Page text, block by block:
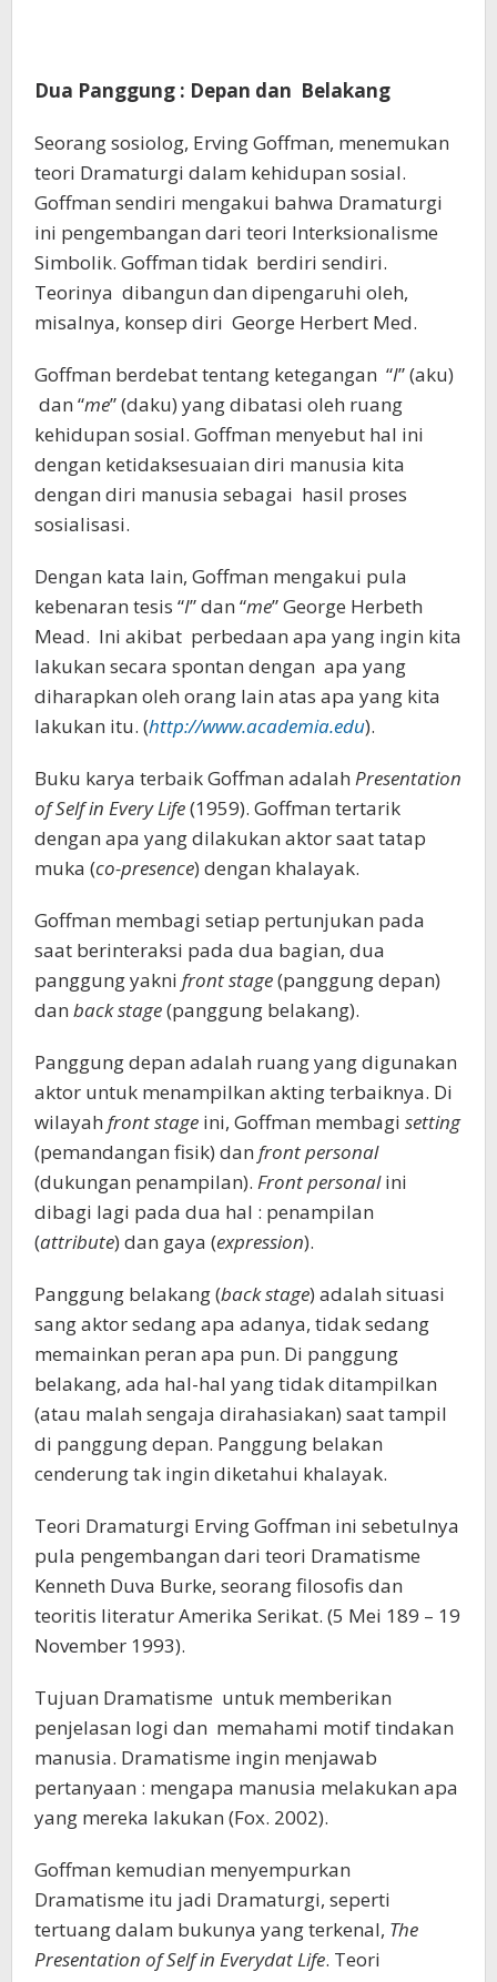
Dua Panggung : Depan dan Belakang
Seorang sosiolog, Erving Goffman, menemukan
teori Dramaturgi dalam kehidupan sosial.
Goffman sendiri mengakui bahwa Dramaturgi
ini pengembangan dari teori Interksionalisme
Simbolik. Goffman tidak berdiri sendiri.
Teorinya dibangun dan dipengaruhi oleh,
misalnya, konsep diri George Herbert Med.
Goffman berdebat tentang ketegangan “I” (aku)
dan “me” (daku) yang dibatasi oleh ruang
kehidupan sosial. Goffman menyebut hal ini
dengan ketidaksesuaian diri manusia kita
dengan diri manusia sebagai hasil proses
sosialisasi.
Dengan kata lain, Goffman mengakui pula
kebenaran tesis “I” dan “me” George Herbeth
Mead. Ini akibat perbedaan apa yang ingin kita
lakukan secara spontan dengan apa yang
diharapkan oleh orang lain atas apa yang kita
lakukan itu. (http://www.academia.edu).
Buku karya terbaik Goffman adalah Presentation
of Self in Every Life(1959). Goffman tertarik
dengan apa yang dilakukan aktor saat tatap
muka (co-presence) dengan khalayak.
Goffman membagi setiap pertunjukan pada
saat berinteraksi pada dua bagian, dua
panggung yakni front stage(panggung depan)
dan back stage(panggung belakang).
Panggung depan adalah ruang yang digunakan
aktor untuk menampilkan akting terbaiknya. Di
wilayah front stage ini, Goffman membagi setting
(pemandangan fisik) dan front personal
(dukungan penampilan). Front personalini
dibagi lagi pada dua hal : penampilan
(attribute) dan gaya (expression).
Panggung belakang (back stage) adalah situasi
sang aktor sedang apa adanya, tidak sedang
memainkan peran apa pun. Di panggung
belakang, ada hal-hal yang tidak ditampilkan
(atau malah sengaja dirahasiakan) saat tampil
di panggung depan. Panggung belakan
cenderung tak ingin diketahui khalayak.
Teori Dramaturgi Erving Goffman ini sebetulnya
pula pengembangan dari teori Dramatisme
Kenneth Duva Burke, seorang filosofis dan
teoritis literatur Amerika Serikat. (5 Mei 189 – 19
November 1993).
Tujuan Dramatisme untuk memberikan
penjelasan logi dan memahami motif tindakan
manusia. Dramatisme ingin menjawab
pertanyaan : mengapa manusia melakukan apa
yang mereka lakukan (Fox. 2002).
Goffman kemudian menyempurkan
Dramatisme itu jadi Dramaturgi, seperti
tertuang dalam bukunya yang terkenal, The
Presentation of Self in Everydat Life. Teori